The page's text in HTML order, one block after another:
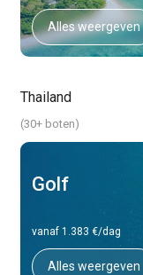
Alles weergeven
Thailand
(30+ boten)
Golf
vanaf 1.383 €/dag
Alles weergeven